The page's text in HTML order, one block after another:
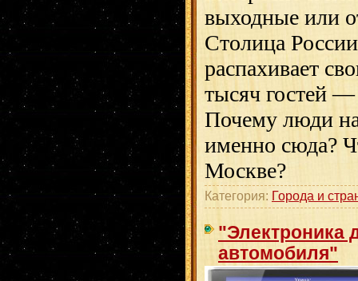
выходные или
Столица
распахивает
тысяч гостей
Почему люди
именно сюда?
Москве?
Категория: Города и
"Электроника
автомобиля"